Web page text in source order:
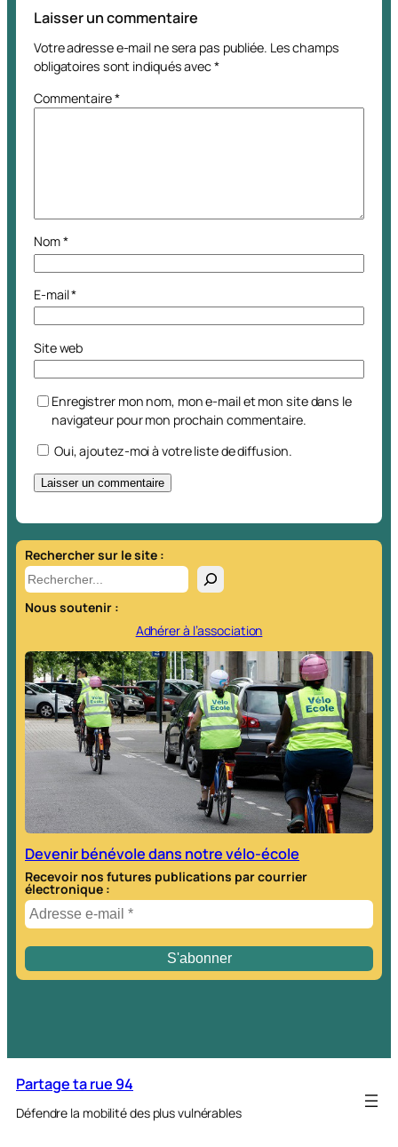
Laisser un commentaire
Votre adresse e-mail ne sera pas publiée. Les champs
obligatoires sont indiqués avec*
Commentaire*
Nom*
E-mail*
Site web
Enregistrer mon nom, mon e-mail et mon site dans le
navigateur pour mon prochain commentaire.
Oui, ajoutez-moi à votre liste de diffusion.
t
e
r
n
i
v
e
:
Rechercher sur le site :
R
e
c
e
c
h
e
r
Nous soutenir :
Adhérer à l’association
Devenir bénévole dans notre vélo-école
Recevoir nos futures publications par courrier
électronique :
Partage ta rue 94
Défendre la mobilité des plus vulnérables